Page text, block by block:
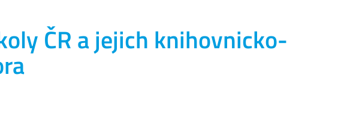
ČR a jejich knihovnicko-